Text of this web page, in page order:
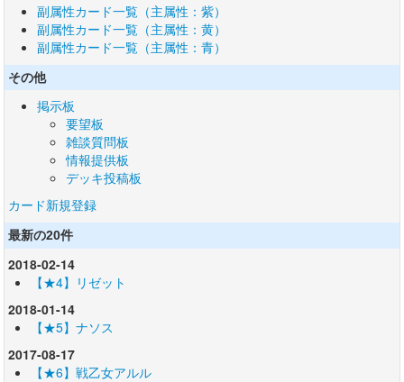
副属性カード一覧（主属性：紫）
副属性カード一覧（主属性：黄）
副属性カード一覧（主属性：青）
その他
掲示板
要望板
雑談質問板
情報提供板
デッキ投稿板
カード新規登録
最新の20件
2018-02-14
【★4】リゼット
2018-01-14
【★5】ナソス
2017-08-17
【★6】戦乙女アルル